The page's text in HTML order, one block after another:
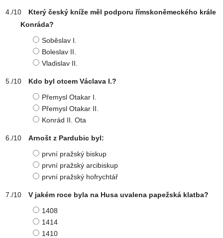
Který český kníže měl podporu římskoněmeckého krále
Konráda?
Soběslav I.
Boleslav II.
Vladislav II.
Kdo byl otcem Václava I.?
Přemysl Otakar I.
Přemysl Otakar II.
Konrád II. Ota
Arnošt z Pardubic byl:
první pražský biskup
první pražský arcibiskup
první pražský hofrychtář
V jakém roce byla na Husa uvalena papežská klatba?
1408
1414
1410